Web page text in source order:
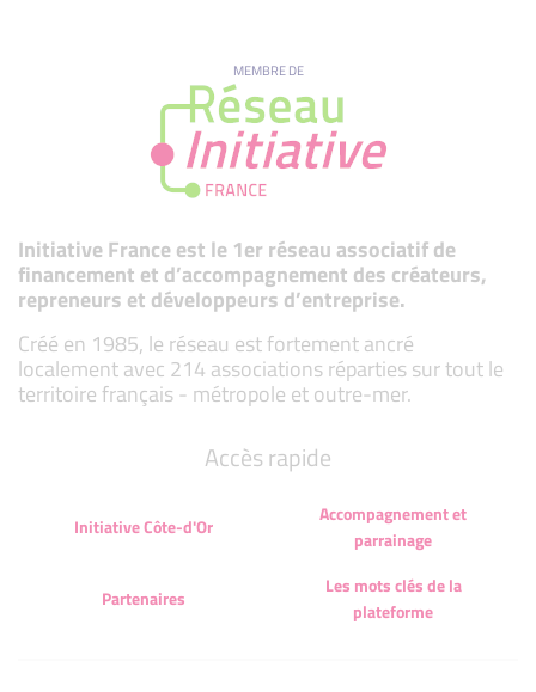
MEMBRE DE
Initiative France est le 1er réseau associatif de
financement et d’accompagnement des créateurs,
repreneurs et développeurs d’entreprise.
Créé en 1985, le réseau est fortement ancré
localement avec 214 associations réparties sur tout le
territoire français - métropole et outre-mer.
Accès rapide
Initiative Côte-d'Or
Accompagnement et
parrainage
Partenaires
Les mots clés de la
plateforme